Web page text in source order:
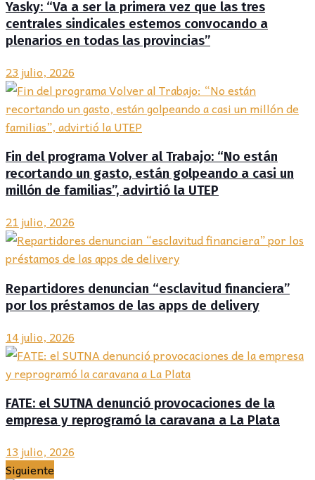
Yasky: “Va a ser la primera vez que las tres
centrales sindicales estemos convocando a
plenarios en todas las provincias”
23 julio, 2026
Fin del programa Volver al Trabajo: “No están
recortando un gasto, están golpeando a casi un
millón de familias”, advirtió la UTEP
21 julio, 2026
Repartidores denuncian “esclavitud financiera”
por los préstamos de las apps de delivery
14 julio, 2026
FATE: el SUTNA denunció provocaciones de la
empresa y reprogramó la caravana a La Plata
13 julio, 2026
Siguiente